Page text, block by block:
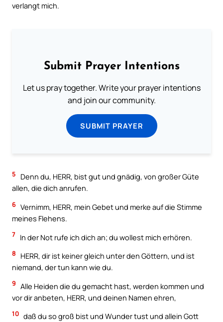
verlangt mich.
Submit Prayer Intentions
Let us pray together. Write your prayer intentions
and join our community.
SUBMIT PRAYER
5
Denn du, HERR, bist gut und gnädig, von großer Güte
allen, die dich anrufen.
6 Vernimm, HERR, mein Gebet und merke auf die Stimme
meines Flehens.
7 In der Not rufe ich dich an; du wollest mich erhören.
8
HERR, dir ist keiner gleich unter den Göttern, und ist
niemand, der tun kann wie du.
9 Alle Heiden die du gemacht hast, werden kommen und
vor dir anbeten, HERR, und deinen Namen ehren,
10 daß du so groß bist und Wunder tust und allein Gott